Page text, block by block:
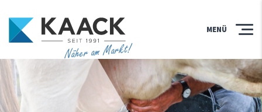
Näher am Markt!
MENÜ